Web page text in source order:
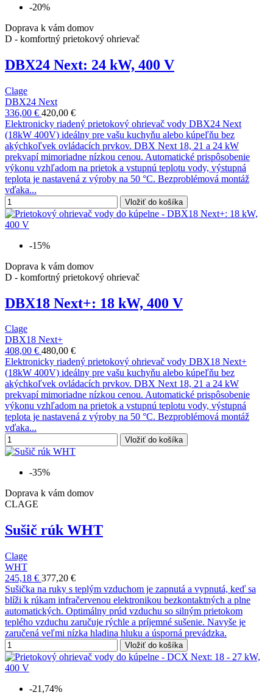
-20%
Doprava k vám domov
D - komfortný prietokový ohrievač
DBX24 Next: 24 kW, 400 V
Clage
DBX24 Next
336,00 € 420,00 €
Elektronicky riadený prietokový ohrievač vody DBX24 Next
(18kW 400V) ideálny pre vašu kuchyňu alebo kúpeľňu bez
akýchkoľvek ovládacích prvkov. DBX Next 18, 21 a 24 kW
prekvapí mimoriadne nízkou cenou. Automatické prispôsobenie
výkonu vzhľadom na prietok a vstupnú teplotu vody, výstupná
teplota je nastavená z výroby na 50 °C. Bezproblémová montáž
vďaka...
Vložiť do košíka
-15%
Doprava k vám domov
D - komfortný prietokový ohrievač
DBX18 Next+: 18 kW, 400 V
Clage
DBX18 Next+
408,00 € 480,00 €
Elektronicky riadený prietokový ohrievač vody DBX18 Next+
(18kW 400V) ideálny pre vašu kuchyňu alebo kúpeľňu bez
akýchkoľvek ovládacích prvkov. DBX Next 18, 21 a 24 kW
prekvapí mimoriadne nízkou cenou. Automatické prispôsobenie
výkonu vzhľadom na prietok a vstupnú teplotu vody, výstupná
teplota je nastavená z výroby na 50 °C. Bezproblémová montáž
vďaka...
Vložiť do košíka
-35%
Doprava k vám domov
CLAGE
Sušič rúk WHT
Clage
WHT
245,18 € 377,20 €
Sušička na ruky s teplým vzduchom je zapnutá a vypnutá, keď sa
blíži k rúkam infračervenou elektronikou bezkontaktných a plne
automatických. Optimálny prúd vzduchu so silným prietokom
teplého vzduchu zaručuje rýchle a príjemné sušenie. Navyše je
zaručená veľmi nízka hladina hluku a úsporná prevádzka.
Vložiť do košíka
-21,74%